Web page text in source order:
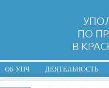
ПО
В
ОБ УПЧ ДЕЯТЕЛЬНОСТЬ